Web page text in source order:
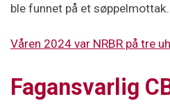
ble funnet på et søppelmottak.
Våren 2024 var NRBR på tre
Fagansvarlig